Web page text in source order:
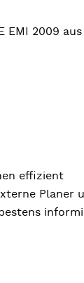
EMI 2009 aus
effizient
Planer